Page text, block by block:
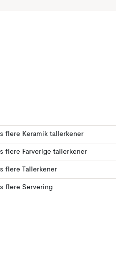
flere Keramik tallerkener
flere Farverige tallerkener
flere Tallerkener
flere Servering